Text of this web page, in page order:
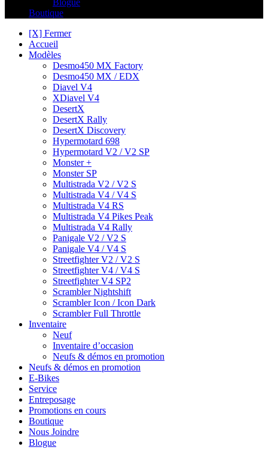
Blogue
Boutique
[X] Fermer
Accueil
Modèles
Desmo450 MX Factory
Desmo450 MX / EDX
Diavel V4
XDiavel V4
DesertX
DesertX Rally
DesertX Discovery
Hypermotard 698
Hypermotard V2 / V2 SP
Monster +
Monster SP
Multistrada V2 / V2 S
Multistrada V4 / V4 S
Multistrada V4 RS
Multistrada V4 Pikes Peak
Multistrada V4 Rally
Panigale V2 / V2 S
Panigale V4 / V4 S
Streetfighter V2 / V2 S
Streetfighter V4 / V4 S
Streetfighter V4 SP2
Scrambler Nightshift
Scrambler Icon / Icon Dark
Scrambler Full Throttle
Inventaire
Neuf
Inventaire d’occasion
Neufs & démos en promotion
Neufs & démos en promotion
E-Bikes
Service
Entreposage
Promotions en cours
Boutique
Nous Joindre
Blogue